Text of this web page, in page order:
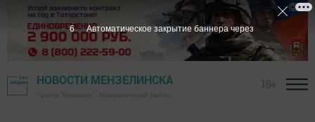
НОВОСТИ МЕНЗЕЛИНСКА
6 Автоматическое закрытие баннера через